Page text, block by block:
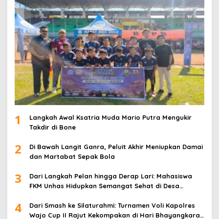
1
Langkah Awal Ksatria Muda Mario Putra Mengukir
Takdir di Bone
2
Di Bawah Langit Ganra, Peluit Akhir Meniupkan Damai
dan Martabat Sepak Bola
3
Dari Langkah Pelan hingga Derap Lari: Mahasiswa
FKM Unhas Hidupkan Semangat Sehat di Desa
4
Dari Smash ke Silaturahmi: Turnamen Voli Kapolres
Wajo Cup II Rajut Kekompakan di Hari Bhayangkara